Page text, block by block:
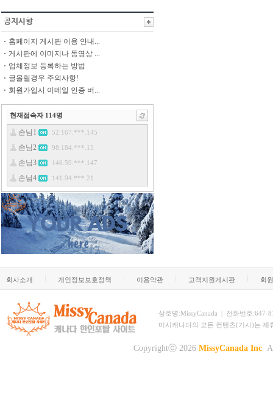
홈페이지 게시판 이용 안내...
게시판에 이미지나 동영상 ...
업체정보 등록하는 방법
글올릴경우 주의사항!
회원가입시 이메일 인증 버...
현재접속자 114명
회사소개 개인정보보호정책 이용약관 고객지원게시판 회
상호명:MissyCanada | 전화번호:647-
미시캐나다의 모든 컨텐츠(기사)는
Copyrightⓒ 2026 MissyCanada Inc